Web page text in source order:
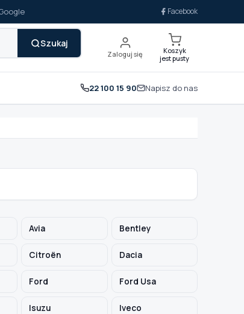
Facebook
Szukaj
Zaloguj się
Koszyk
jest pusty
22 100 15 90 Napisz do nas
Avia Bentley
Citroën Dacia
Ford Ford Usa
Isuzu Iveco